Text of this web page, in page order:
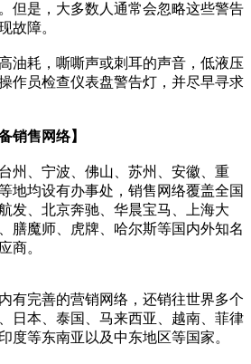
但是，大多数人通常会忽略这些警告
故障。
耗，嘶嘶声或刺耳的声音，低液压
作员检查仪表盘警告灯，并尽早寻求
售网络】
、宁波、佛山、苏州、安徽、重
地均设有办事处，销售网络覆盖全国
发、北京奔驰、华晨宝马、上海大
膳魔师、虎牌、哈尔斯等国内外知名
商。
完善的营销网络，还销往世界多个
日本、泰国、马来西亚、越南、菲律
度等东南亚以及中东地区等国家。